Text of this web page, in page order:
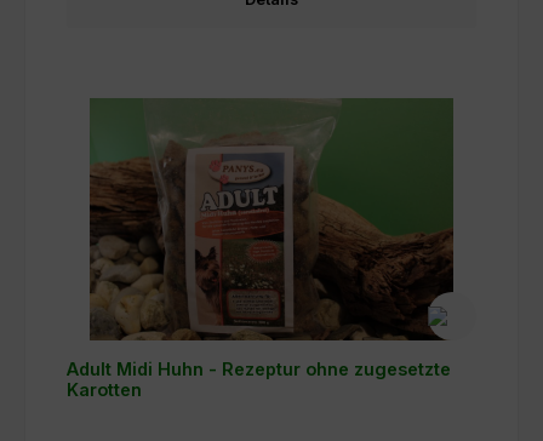
Adult Midi Huhn - Rezeptur ohne zugesetzte
Karotten